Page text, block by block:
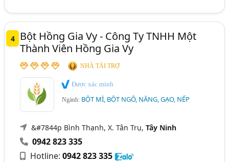
4
Bột Hồng Gia Vy - Công Ty TNHH Một
Thành Viên Hồng Gia Vy
NHÀ TÀI TRỢ
Được xác minh
Ngành: BỘT MÌ, BỘT NGÔ, NĂNG, GẠO, NẾP
&#7844p Bình Thạnh, X. Tân Trụ,Tây Ninh
0942 823 335
Hotline:0942 823 335